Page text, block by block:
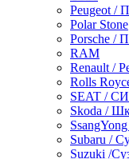
Peugeot /
Polar Stone
Porsche /
RAM
Renault /
Rolls
SEAT /
Skoda /
Subaru /
Suzuki /